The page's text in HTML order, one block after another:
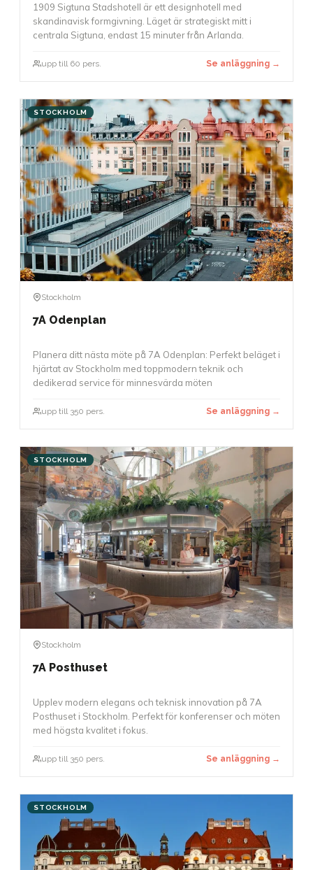
1909 Sigtuna Stadshotell är ett designhotell med
skandinavisk formgivning. Läget är strategiskt mitt i
centrala Sigtuna, endast 15 minuter från Arlanda.
upp till 60 pers. Se anläggning →
STOCKHOLM
Stockholm
7A Odenplan
Planera ditt nästa möte på 7A Odenplan: Perfekt beläget i
hjärtat av Stockholm med toppmodern teknik och
dedikerad service för minnesvärda möten
upp till 350 pers. Se anläggning →
STOCKHOLM
Stockholm
7A Posthuset
Upplev modern elegans och teknisk innovation på 7A
Posthuset i Stockholm. Perfekt för konferenser och möten
med högsta kvalitet i fokus.
upp till 350 pers. Se anläggning →
STOCKHOLM